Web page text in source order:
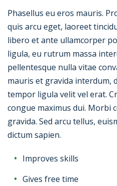
Phasellus eu eros mauris.
quis arcu eget, laoreet
libero et ante ullamcorper
ligula, eu rutrum massa
pellentesque nulla vitae
mauris et gravida interdum,
tempor ligula velit vel erat.
congue maximus dui. Morbi
gravida. Sed arcu tellus,
dictum sapien.
Improves skills
Gives free time